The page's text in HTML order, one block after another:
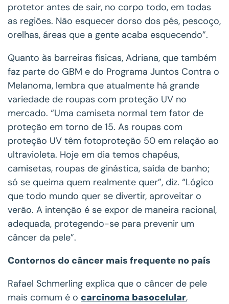
protetor antes de sair, no corpo todo, em todas
as regiões. Não esquecer dorso dos pés, pescoço,
orelhas, áreas que a gente acaba esquecendo”.
Quanto às barreiras físicas, Adriana, que também
faz parte do GBM e do Programa Juntos Contra o
Melanoma, lembra que atualmente há grande
variedade de roupas com proteção UV no
mercado. “Uma camiseta normal tem fator de
proteção em torno de 15. As roupas com
proteção UV têm fotoproteção 50 em relação ao
ultravioleta. Hoje em dia temos chapéus,
camisetas, roupas de ginástica, saída de banho;
só se queima quem realmente quer”, diz. “Lógico
que todo mundo quer se divertir, aproveitar o
verão. A intenção é se expor de maneira racional,
adequada, protegendo-se para prevenir um
câncer da pele”.
Contornos do câncer mais frequente no país
Rafael Schmerling explica que o câncer de pele
mais comum é o carcinoma basocelular,